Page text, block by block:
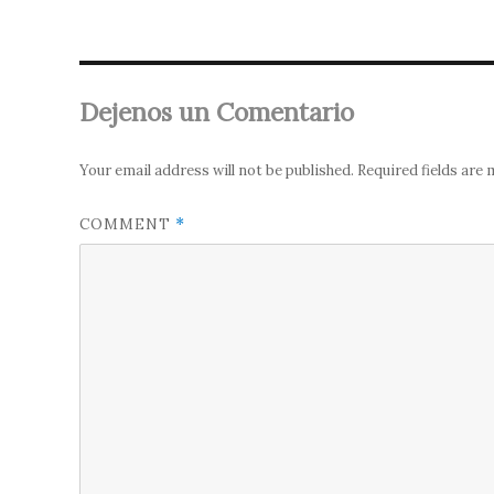
Dejenos un Comentario
Your email address will not be published. Required fields are
COMMENT *